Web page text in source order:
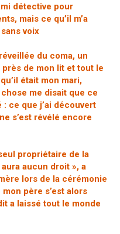
détective pour
mais ce qu’il m’a
voix
du coma, un
de mon lit et tout le
était mon mari,
me disait que ce
: ce que j’ai découvert
s’est révélé encore
propriétaire de la
aucun droit », a
lors de la cérémonie
père s’est alors
a laissé tout le monde